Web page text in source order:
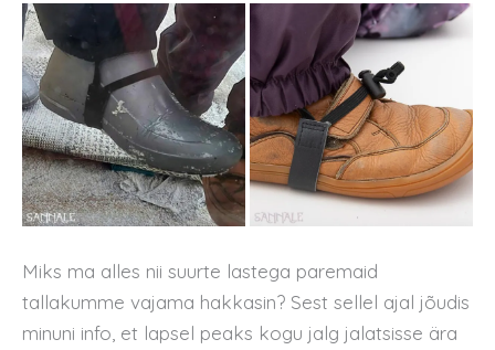
Miks ma alles nii suurte lastega paremaid
tallakumme vajama hakkasin? Sest sellel ajal jõudis
minuni info, et lapsel peaks kogu jalg jalatsisse ära